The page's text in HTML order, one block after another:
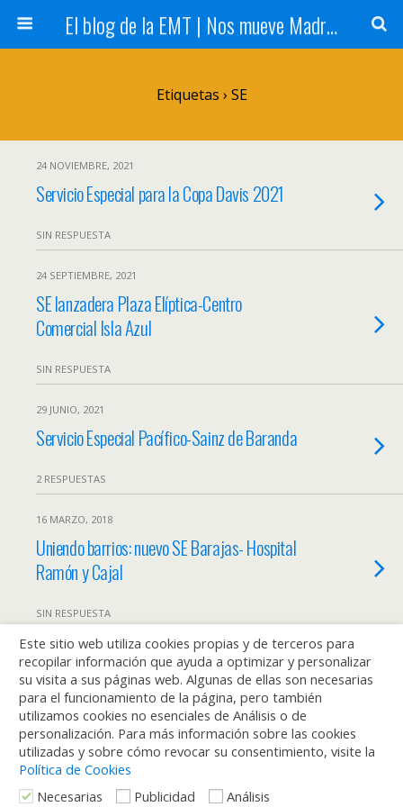
El blog de la EMT | Nos mueve Madrid
Etiquetas › SE
24 NOVIEMBRE, 2021
Servicio Especial para la Copa Davis 2021
SIN RESPUESTA
24 SEPTIEMBRE, 2021
SE lanzadera Plaza Elíptica-Centro
Comercial Isla Azul
SIN RESPUESTA
29 JUNIO, 2021
Servicio Especial Pacífico-Sainz de Baranda
2 RESPUESTAS
16 MARZO, 2018
Uniendo barrios: nuevo SE Barajas- Hospital
Ramón y Cajal
SIN RESPUESTA
19 ENERO, 2017
Los porqués de los SE que sustituyen a la L8
de Metro
13 RESPUESTAS
Este sitio web utiliza cookies propias y de terceros para
recopilar información que ayuda a optimizar y personalizar
su visita a sus páginas web. Algunas de ellas son necesarias
para el funcionamiento de la página, pero también
utilizamos cookies no esenciales de Análisis o de
personalización. Para más información sobre las cookies
utilizadas y sobre cómo revocar su consentimiento, visite la
Política de Cookies
Necesarias
Publicidad
Análisis